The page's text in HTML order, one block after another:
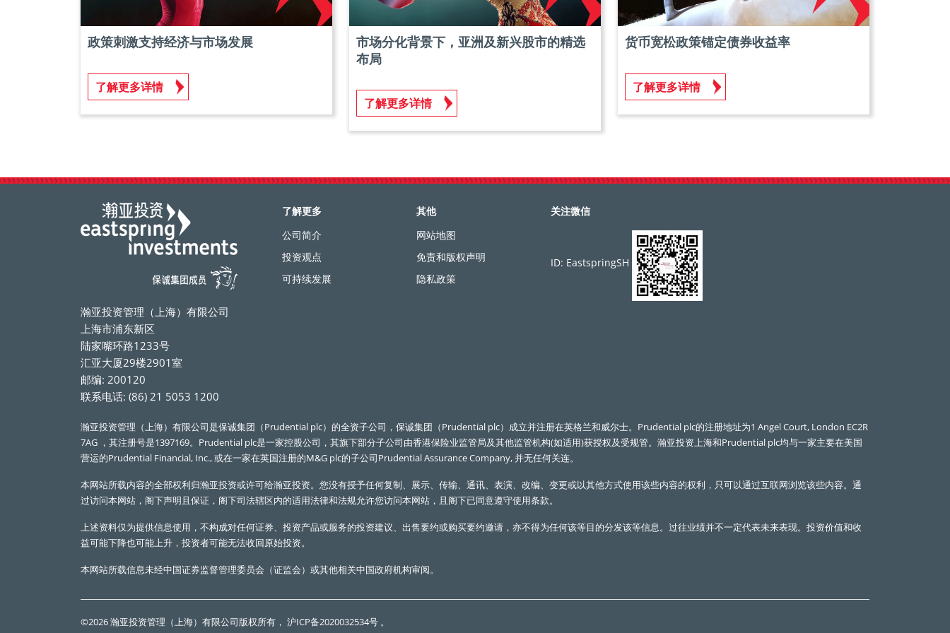
政策刺激支持经济与市场发展
了解更多详情
市场分化背景下，亚洲及新兴股市的精选
布局
了解更多详情
货币宽松政策锚定债券收益率
了解更多详情
瀚亚投资管理（上海）有限公司
上海市浦东新区
陆家嘴环路1233号
汇亚大厦29楼2901室
邮编: 200120
联系电话: (86) 21 5053 1200
了解更多
公司简介
投资观点
可持续发展
其他
网站地图
免责和版权声明
隐私政策
关注微信
ID: EastspringSH
瀚亚投资管理（上海）有限公司是保诚集团（Prudential plc）的全资子公司，保诚集团（Prudential plc）成立并注册在英格兰和威尔士。Prudential plc的注册地址为1 Angel Court, London EC2R
7AG ，其注册号是1397169。Prudential plc是一家控股公司，其旗下部分子公司由香港保险业监管局及其他监管机构(如适用)获授权及受规管。瀚亚投资上海和Prudential plc均与一家主要在美国
营运的Prudential Financial, Inc., 或在一家在英国注册的M&G plc的子公司Prudential Assurance Company, 并无任何关连。
本网站所载内容的全部权利归瀚亚投资或许可给瀚亚投资。您没有授予任何复制、展示、传输、通讯、表演、改编、变更或以其他方式使用该些内容的权利，只可以通过互联网浏览该些内容。通
过访问本网站，阁下声明且保证，阁下司法辖区内的适用法律和法规允许您访问本网站，且阁下已同意遵守使用条款。
上述资料仅为提供信息使用，不构成对任何证券、投资产品或服务的投资建议、出售要约或购买要约邀请，亦不得为任何该等目的分发该等信息。过往业绩并不一定代表未来表现。投资价值和收
益可能下降也可能上升，投资者可能无法收回原始投资。
本网站所载信息未经中国证券监督管理委员会（证监会）或其他相关中国政府机构审阅。
©2026 瀚亚投资管理（上海）有限公司版权所有， 沪ICP备2020032534号 。